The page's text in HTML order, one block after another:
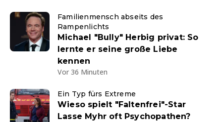
Familienmensch abseits des
Rampenlichts
Michael "Bully" Herbig privat: So
lernte er seine große Liebe
kennen
Vor 36 Minuten
Ein Typ fürs Extreme
Wieso spielt "Faltenfrei"-Star
Lasse Myhr oft Psychopathen?